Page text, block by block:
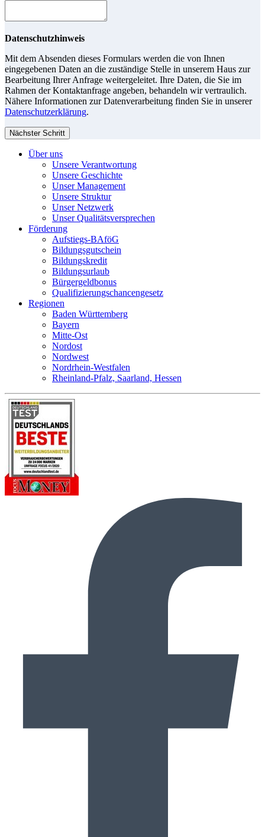
Datenschutzhinweis
Mit dem Absenden dieses Formulars werden die von Ihnen
eingegebenen Daten an die zuständige Stelle in unserem Haus zur
Bearbeitung Ihrer Anfrage weitergeleitet. Ihre Daten, die Sie im
Rahmen der Kontaktanfrage angeben, behandeln wir vertraulich.
Nähere Informationen zur Datenverarbeitung finden Sie in unserer
Datenschutzerklärung.
Nächster Schritt
Über uns
Unsere Verantwortung
Unsere Geschichte
Unser Management
Unsere Struktur
Unser Netzwerk
Unser Qualitätsversprechen
Förderung
Aufstiegs-BAföG
Bildungsgutschein
Bildungskredit
Bildungsurlaub
Bürgergeldbonus
Qualifizierungschancengesetz
Regionen
Baden Württemberg
Bayern
Mitte-Ost
Nordost
Nordwest
Nordrhein-Westfalen
Rheinland-Pfalz, Saarland, Hessen